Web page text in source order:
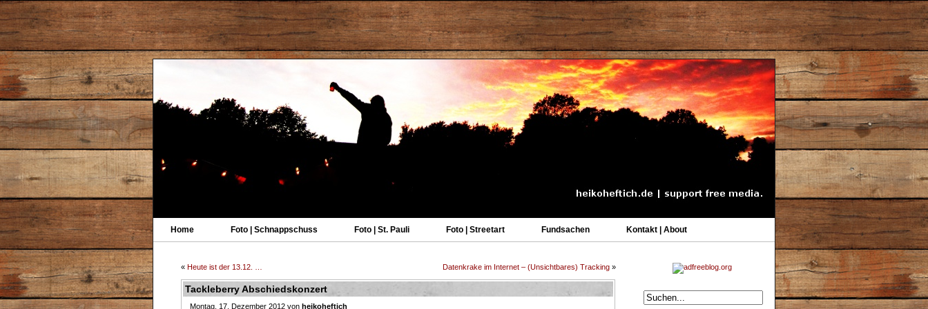
Home Foto | Schnappschuss Foto | St. Pauli Foto | Streetart Fundsachen Kontakt | About
« Heute ist der 13.12. … Datenkrake im Internet – (Unsichtbares) Tracking »
Tackleberry Abschiedskonzert
Montag, 17. Dezember 2012 von heikoheftich